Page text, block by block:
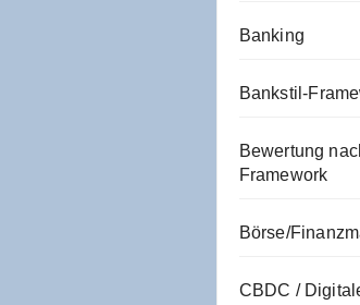
Banking
Bankstil-
Bewertung
Framework
Börse/
CBDC /